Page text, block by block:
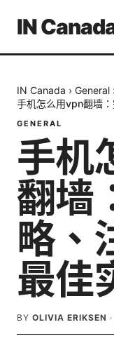
IN
IN Canada › General
手机怎么用vpn翻墙
GENERAL
手机
翻墙
略、
最佳
BY OLIVIA ERIKSEN ·